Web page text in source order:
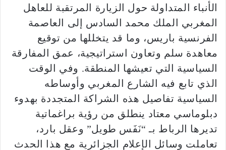
الأنباء المتداولة حول الزيارة المرتقبة للعاهل
المغربي الملك محمد السادس إلى العاصمة
الفرنسية باريس، وما قد يتخللها من توقيع
معاهدة سلم وتعاون استراتيجية، عمق المفارقة
السياسية التي تعيشها المنطقة. وفي الوقت
الذي تابع فيه الشارع المغربي وأوساطه
السياسية تفاصيل هذه الشراكة المتجددة بهدوء
دبلوماسي معتاد ينطلق من رؤية براغماتية
تديرها الرباط بـ “نَفَس طويل” وعقل بارد،
تعاملت وسائل الإعلام الجزائرية مع هذا الحدث